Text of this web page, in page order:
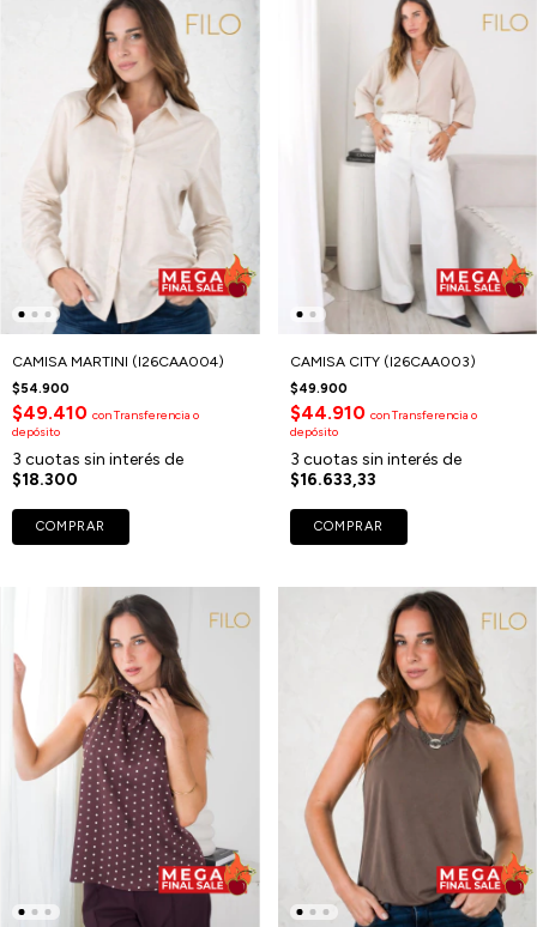
CAMISA MARTINI (I26CAA004)
$54.900
$49.410 conTransferencia o
depósito
3 cuotas sin interés de
$18.300
COMPRAR
CAMISA CITY (I26CAA003)
$49.900
$44.910 conTransferencia o
depósito
3 cuotas sin interés de
$16.633,33
COMPRAR